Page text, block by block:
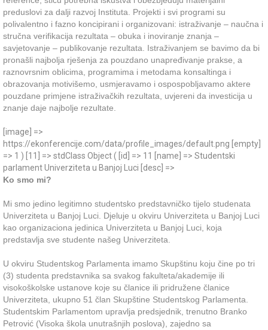
preduslovi za dalji razvoj Instituta. Projekti i svi programi su
polivalentno i fazno koncipirani i organizovani: istraživanje – naučna i
stručna verifikacija rezultata – obuka i inoviranje znanja –
savjetovanje – publikovanje rezultata. Istraživanjem se bavimo da bi
pronašli najbolja rješenja za pouzdano unapređivanje prakse, a
raznovrsnim oblicima, programima i metodama konsaltinga i
obrazovanja motivišemo, usmjeravamo i ospospobljavamo aktere
pouzdane primjene istraživačkih rezultata, uvjereni da investicija u
znanje daje najbolje rezultate.
[image] =>
https://ekonferencije.com/data/profile_images/default.png [empty]
=> 1 ) [11] => stdClass Object ( [id] => 11 [name] => Studentski
parlament Univerziteta u Banjoj Luci [desc] =>
Ko smo mi?
Mi smo jedino legitimno studentsko predstavničko tijelo studenata
Univerziteta u Banjoj Luci. Djeluje u okviru Univerziteta u Banjoj Luci
kao organizaciona jedinica Univerziteta u Banjoj Luci, koja
predstavlja sve studente našeg Univerziteta.
U okviru Studentskog Parlamenta imamo Skupštinu koju čine po tri
(3) studenta predstavnika sa svakog fakulteta/akademije ili
visokoškolske ustanove koje su članice ili pridružene članice
Univerziteta, ukupno 51 član Skupštine Studentskog Parlamenta.
Studentskim Parlamentom upravlja predsjednik, trenutno Branko
Petrović (Visoka škola unutrašnjih poslova), zajedno sa